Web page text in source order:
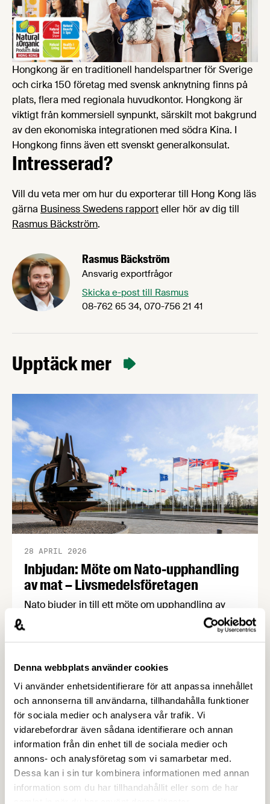
Denna webbplats använder cookies
Vi använder enhetsidentifierare för att anpassa innehållet
och annonserna till användarna, tillhandahålla funktioner
för sociala medier och analysera vår trafik. Vi
vidarebefordrar även sådana identifierare och annan
information från din enhet till de sociala medier och
annons- och analysföretag som vi samarbetar med.
Dessa kan i sin tur kombinera informationen med annan
information som du har tillhandahållit eller som de har
Hongkong är en traditionell handelspartner för Sverige
och cirka 150 företag med svensk anknytning finns på
plats, flera med regionala huvudkontor. Hongkong är
viktigt från kommersiell synpunkt, särskilt mot bakgrund
av den ekonomiska integrationen med södra Kina. I
Hongkong finns även ett svenskt generalkonsulat.
Intresserad?
Vill du veta mer om hur du exporterar till Hong Kong läs
gärna Business Swedens rapporteller hör av dig till
Rasmus Bäckström.
Rasmus Bäckström
Ansvarig exportfrågor
Skicka e-post till Rasmus
08-762 65 34, 070-756 21 41
Upptäck mer
Inbjudan: Möte om Nato-upphandling
av mat – Livsmedelsföretagen
28 APRIL 2026
Nato bjuder in till ett möte om upphandling av
livsmedel den 16 juni i Luxemburg. Det är en
möjlighet för svenska företag att lära sig mer om
naturligtvis också att berätta om sina produkter
och lösningar. OBS! Sista anmälningsdagen är 15
maj. Natomötet är en möjlighet för svenska
företag att …